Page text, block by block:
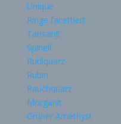
Unique
Ringe facettiert
Tansanit
Spinell
Rutilquarz
Rubin
Rauchquarz
Morganit
Grüner Amethyst